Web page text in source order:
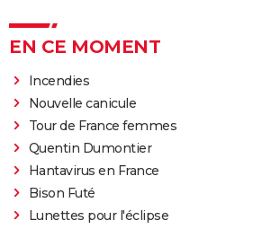
EN CE MOMENT
Incendies
Nouvelle canicule
Tour de France femmes
Quentin Dumontier
Hantavirus en France
Bison Futé
Lunettes pour l'éclipse